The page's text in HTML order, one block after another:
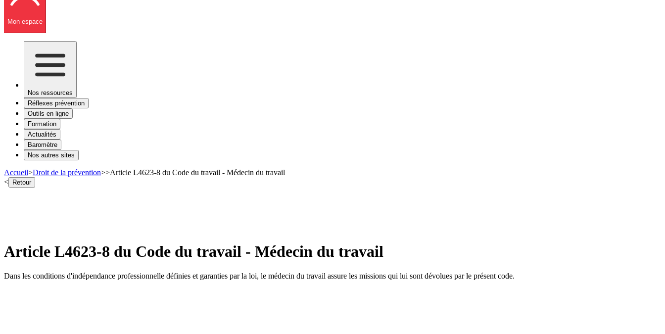
Mon espace
Nos ressources
Réflexes prévention
Outils en ligne
Formation
Actualités
Baromètre
Nos autres sites
Accueil>Droit de la prévention>>Article L4623-8 du Code du travail - Médecin du travail
< Retour
Article L4623-8 du Code du travail - Médecin du travail
Dans les conditions d'indépendance professionnelle définies et garanties par la loi, le médecin du travail assure les missions qui lui sont dévolues par le présent code.